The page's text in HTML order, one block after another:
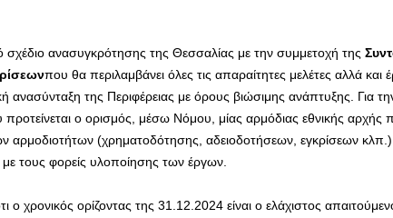
σχέδιο ανασυγκρότησης της Θεσσαλίας με την συμμετοχή της
που θα περιλαμβάνει όλες τις απαραίτητες μελέτες αλλά και
ανασύνταξη της Περιφέρειας με όρους βιώσιμης ανάπτυξης. Για
προτείνεται ο ορισμός, μέσω Νόμου, μίας αρμόδιας εθνικής αρχής
αρμοδιοτήτων (χρηματοδότησης, αδειοδοτήσεων, εγκρίσεων κλπ.)
τους φορείς υλοποίησης των έργων.
ο χρονικός ορίζοντας της 31.12.2024 είναι ο ελάχιστος